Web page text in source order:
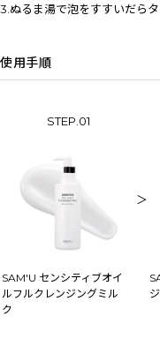
3.ぬるま湯で泡をすすいだら
使用手順
STEP.01
＞
SAM'U センシティブオイ
ルフルクレンジングミル
ク